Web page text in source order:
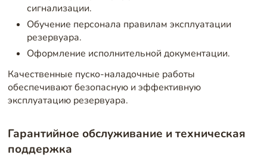
сигнализации.
Обучение персонала правилам эксплуатации
резервуара.
Оформление исполнительной документации.
Качественные пуско-наладочные работы
обеспечивают безопасную и эффективную
эксплуатацию резервуара.
Гарантийное обслуживание и техническая
поддержка